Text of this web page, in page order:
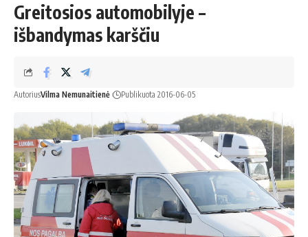
Greitosios automobilyje –
išbandymas karščiu
AutoriusVilma Nemunaitienė Publikuota 2016-06-05